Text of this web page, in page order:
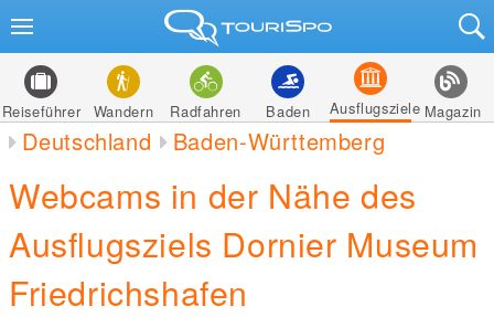
Reiseführer Wandern Radfahren Baden Ausflugsziele Magazin
Deutschland Baden-Württemberg
Webcams in der Nähe des
Ausflugsziels Dornier Museum
Friedrichshafen